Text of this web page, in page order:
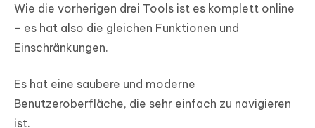
Wie die vorherigen drei Tools ist es komplett online
- es hat also die gleichen Funktionen und
Einschränkungen.
Es hat eine saubere und moderne
Benutzeroberfläche, die sehr einfach zu navigieren
ist.